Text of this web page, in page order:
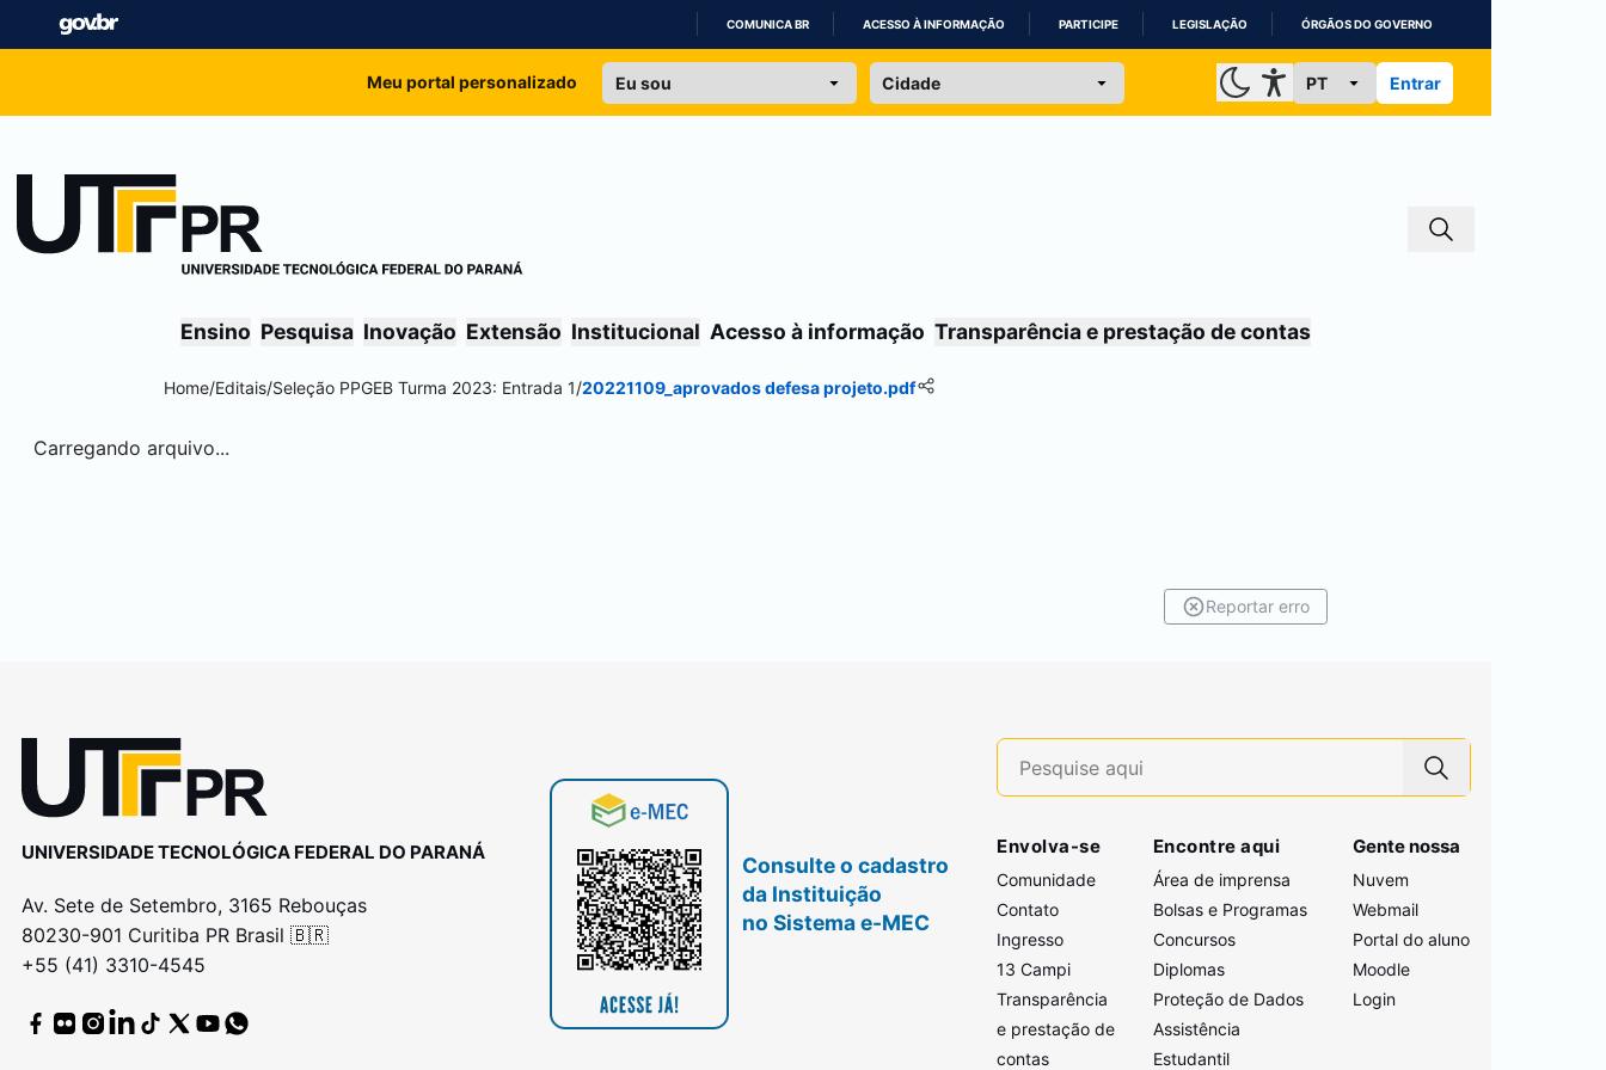
IR
COMUNICA BR ACESSO À INFORMAÇÃO PARTICIPE LEGISLAÇÃO ÓRGÃOS DO GOVERNO
Meu portal personalizado Entrar
Ensino Pesquisa Inovação Extensão Institucional Acesso à informação Transparência e prestação de contas
Home/Editais/Seleção PPGEB Turma 2023: Entrada 1/20221109_aprovados defesa projeto.pdf
Carregando arquivo...
Reportar erro
UNIVERSIDADE TECNOLÓGICA FEDERAL DO PARANÁ
Av. Sete de Setembro, 3165 Rebouças
80230-901 Curitiba PR Brasil 🇧🇷
+55 (41) 3310-4545
Consulte o cadastro
da Instituição
no Sistema e-MEC
Envolva-se
Comunidade
Contato
Ingresso
13 Campi
Transparência
e prestação de
contas
Encontre aqui
Área de imprensa
Bolsas e Programas
Concursos
Diplomas
Proteção de Dados
Assistência
Estudantil
Gente nossa
Nuvem
Webmail
Portal do aluno
Moodle
Login